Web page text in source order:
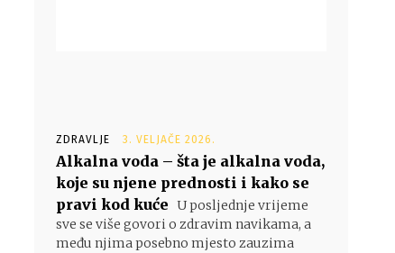
ZDRAVLJE 3. VELJAČE 2026.
Alkalna voda – šta je alkalna voda,
koje su njene prednosti i kako se
pravi kod kuće U posljednje vrijeme
sve se više govori o zdravim navikama, a
među njima posebno mjesto zauzima